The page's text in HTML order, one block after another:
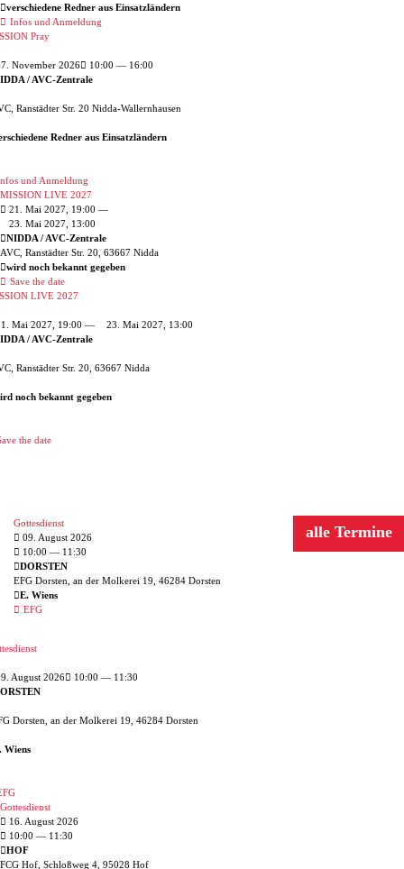
verschiedene Redner aus Einsatzländern
Infos und Anmeldung
Pray
November 2026
10:00 — 16:00
/ AVC-Zentrale
Ranstädter Str. 20 Nidda-Wallernhausen
Redner aus Einsatzländern
und Anmeldung
MISSION LIVE 2027
21. Mai 2027, 19:00 —
23. Mai 2027, 13:00
NIDDA / AVC-Zentrale
AVC, Ranstädter Str. 20, 63667 Nidda
wird noch bekannt gegeben
Save the date
LIVE 2027
Mai 2027, 19:00 —
23. Mai 2027, 13:00
/ AVC-Zentrale
Ranstädter Str. 20, 63667 Nidda
noch bekannt gegeben
the date
alle Termine
Gottesdienst
09. August 2026
10:00 — 11:30
DORSTEN
EFG Dorsten, an der Molkerei 19, 46284 Dorsten
E. Wiens
EFG
August 2026
10:00 — 11:30
Dorsten, an der Molkerei 19, 46284 Dorsten
Wiens
Gottesdienst
16. August 2026
10:00 — 11:30
HOF
FCG Hof, Schloßweg 4, 95028 Hof